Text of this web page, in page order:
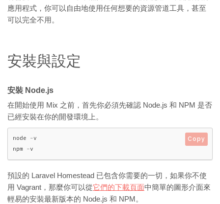
應用程式，你可以自由地使用任何想要的資源管道工具，甚至
可以完全不用。
安裝與設定
安裝 Node.js
在開始使用 Mix 之前，首先你必須先確認 Node.js 和 NPM 是否
已經安裝在你的開發環境上。
node -v
npm -v
Copy
預設的 Laravel Homestead 已包含你需要的一切，如果你不使
用 Vagrant，那麼你可以從它們的下載頁面中簡單的圖形介面來
輕易的安裝最新版本的 Node.js 和 NPM。